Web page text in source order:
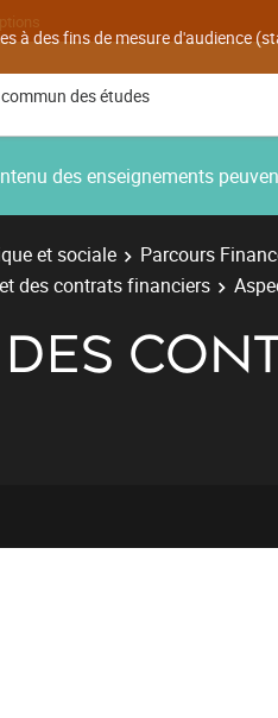
à des fins de mesure d'audience
des études
des enseignements
et sociale
Parcours
des contrats financiers